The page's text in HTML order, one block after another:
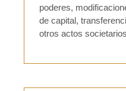
poderes,
de capital,
otros actos